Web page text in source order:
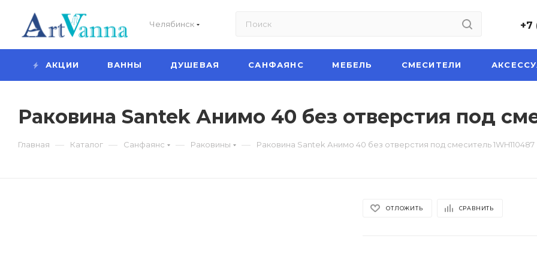
Челябинск +7
АКЦИИ ВАННЫ ДУШЕВАЯ САНФАЯНС МЕБЕЛЬ СМЕСИТЕЛИ
Раковина Santek Анимо 40 без отверстия под
Главная — Каталог — Санфаянс — Раковины — Раковина Santek Анимо 40 без отверстия под смеситель 1WH110487
ОТЛОЖИТЬ СРАВНИТЬ